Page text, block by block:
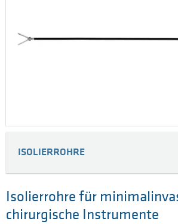
ISOLIERROHRE
Isolierrohre für
chirurgische Instrumente